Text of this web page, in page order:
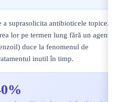
a suprasolicita antibioticele topice.
lor pe termen lung fără un agent
duce la fenomenul de
inutil în timp.